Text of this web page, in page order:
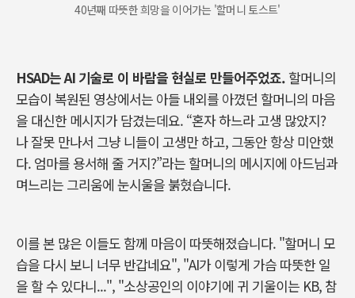
40년째 따뜻한 희망을 이어가는 '할머니 토스트'
HSAD는AI 기술로 이 바람을 현실로 만들어주었죠. 할머니의
모습이 복원된 영상에서는 아들 내외를 아꼈던 할머니의 마음
을 대신한 메시지가 담겼는데요. “혼자 하느라 고생 많았지?
나 잘못 만나서 그냥 니들이 고생만 하고, 그동안 항상 미안했
다. 엄마를 용서해 줄 거지?”라는 할머니의 메시지에 아드님과
며느리는 그리움에 눈시울을 붉혔습니다.
이를 본 많은 이들도 함께 마음이 따뜻해졌습니다. "할머니 모
습을 다시 보니 너무 반갑네요", "AI가 이렇게 가슴 따뜻한 일
을 할 수 있다니...", "소상공인의 이야기에 귀 기울이는 KB, 참